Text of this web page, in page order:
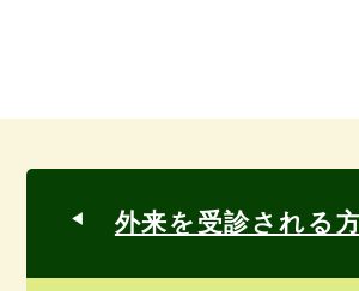
外来を受診される